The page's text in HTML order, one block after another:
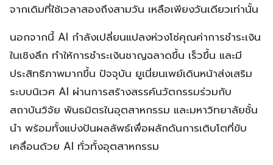
จากเดิมที่ใช้เวลาสองถึงสามวัน เหลือเพียงวันเดียวเท่านั้น
นอกจากนี้ AI กำลังเปลี่ยนแปลงห่วงโซ่คุณค่าการชำระเงิน
ในเชิงลึก ทำให้การชำระเงินชาญฉลาดขึ้น เร็วขึ้น และมี
ประสิทธิภาพมากขึ้น ปัจจุบัน ยูเนี่ยนเพย์เดินหน้าส่งเสริม
ระบบนิเวศ AI ผ่านการสร้างสรรค์นวัตกรรมร่วมกับ
สถาบันวิจัย พันธมิตรในอุตสาหกรรม และมหาวิทยาลัยชั้น
นำ พร้อมทั้งแบ่งปันผลลัพธ์เพื่อผลักดันการเติบโตที่ขับ
เคลื่อนด้วย AI ทั่วทั้งอุตสาหกรรม